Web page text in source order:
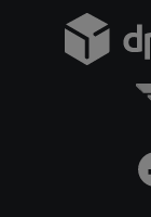
um Sie in von
Ihnen
uns und einem
in einen
gemeinsamer